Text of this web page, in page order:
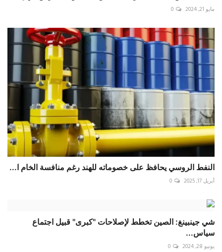
مايو 21, 2024 0
النفط الروسي يحافظ على خصوماته للهند رغم منافسة الخام ا...
أبريل 17, 2025 0
شي جينبينغ: الصين تخطط لإصلاحات "كبرى" قبيل اجتماع
سياس...
يونيو 28, 2024 0